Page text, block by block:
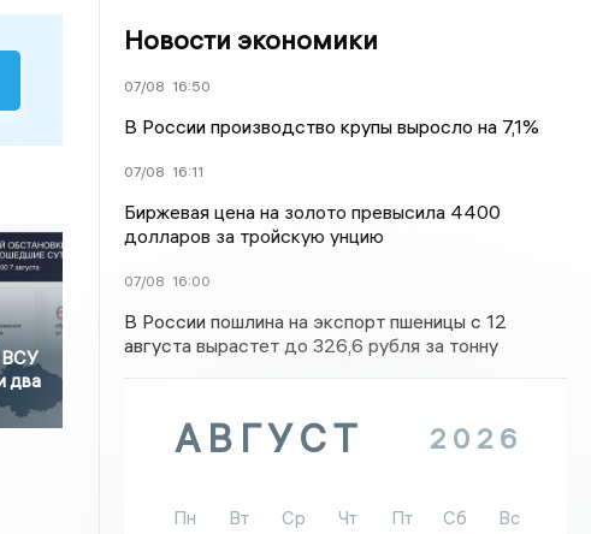
ВСУ
два
Новости экономики
07/08 16:50
В России производство крупы выросло на 7,1%
07/08 16:11
Биржевая цена на золото превысила 4400
долларов за тройскую унцию
07/08 16:00
В России пошлина на экспорт пшеницы с 12
августа вырастет до 326,6 рубля за тонну
АВГУСТ 2026
Пн Вт Ср Чт Пт Сб
Вс